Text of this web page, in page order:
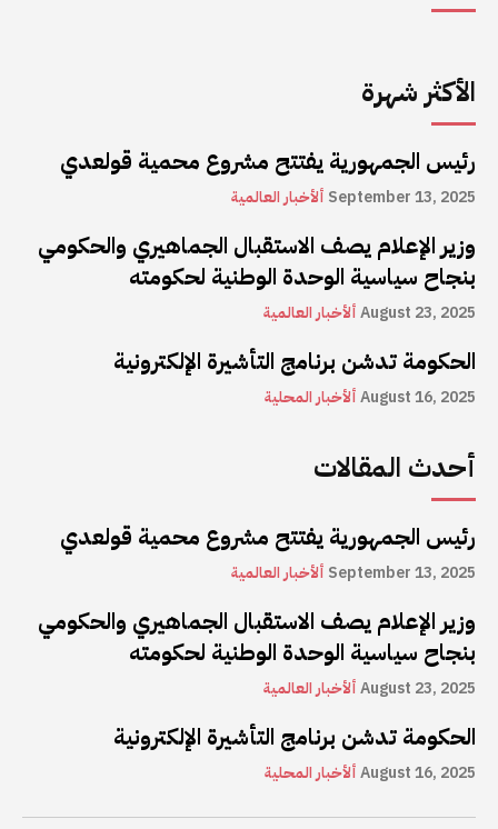
الأكثر شهرة
رئيس الجمهورية يفتتح مشروع محمية قولعدي
ألأخبار العالمية September 13, 2025
وزير الإعلام يصف الاستقبال الجماهيري والحكومي
بنجاح سياسية الوحدة الوطنية لحكومته
ألأخبار العالميةAugust 23, 2025
الحكومة تدشن برنامج التأشيرة الإلكترونية
ألأخبار المحليةAugust 16, 2025
أحدث المقالات
رئيس الجمهورية يفتتح مشروع محمية قولعدي
ألأخبار العالمية September 13, 2025
وزير الإعلام يصف الاستقبال الجماهيري والحكومي
بنجاح سياسية الوحدة الوطنية لحكومته
ألأخبار العالميةAugust 23, 2025
الحكومة تدشن برنامج التأشيرة الإلكترونية
ألأخبار المحليةAugust 16, 2025